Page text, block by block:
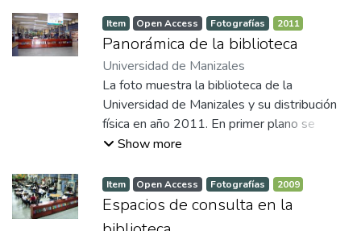
delimitados. En el centro del jardín destaca
una estructura blanca de forma cúbica con
techo translúcido, destinada a un uso
funcional. Al fondo, se observa el edificio
histórico institucional, donde se encuentra la
Biblioteca.
Item Open Access Fotografías 2011
Panorámica de la biblioteca
Universidad de Manizales
La foto muestra la biblioteca de la
Universidad de Manizales y su distribución
física en año 2011. En primer plano se
observa un mostrador de atención al público
Detrás del mostrador, varios estudiantes
están atendidos por el personal de
biblioteca, y otros usuarios consultan
Show more
Item Open Access Fotografías 2009
Espacios de consulta en la